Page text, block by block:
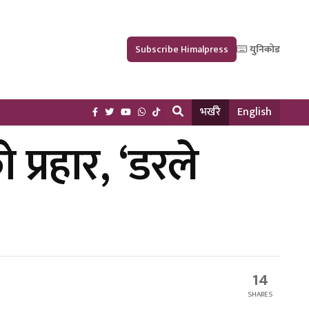
Subscribe Himalpress युनिकोड
भर्खरै English
‘डरले
14
SHARES